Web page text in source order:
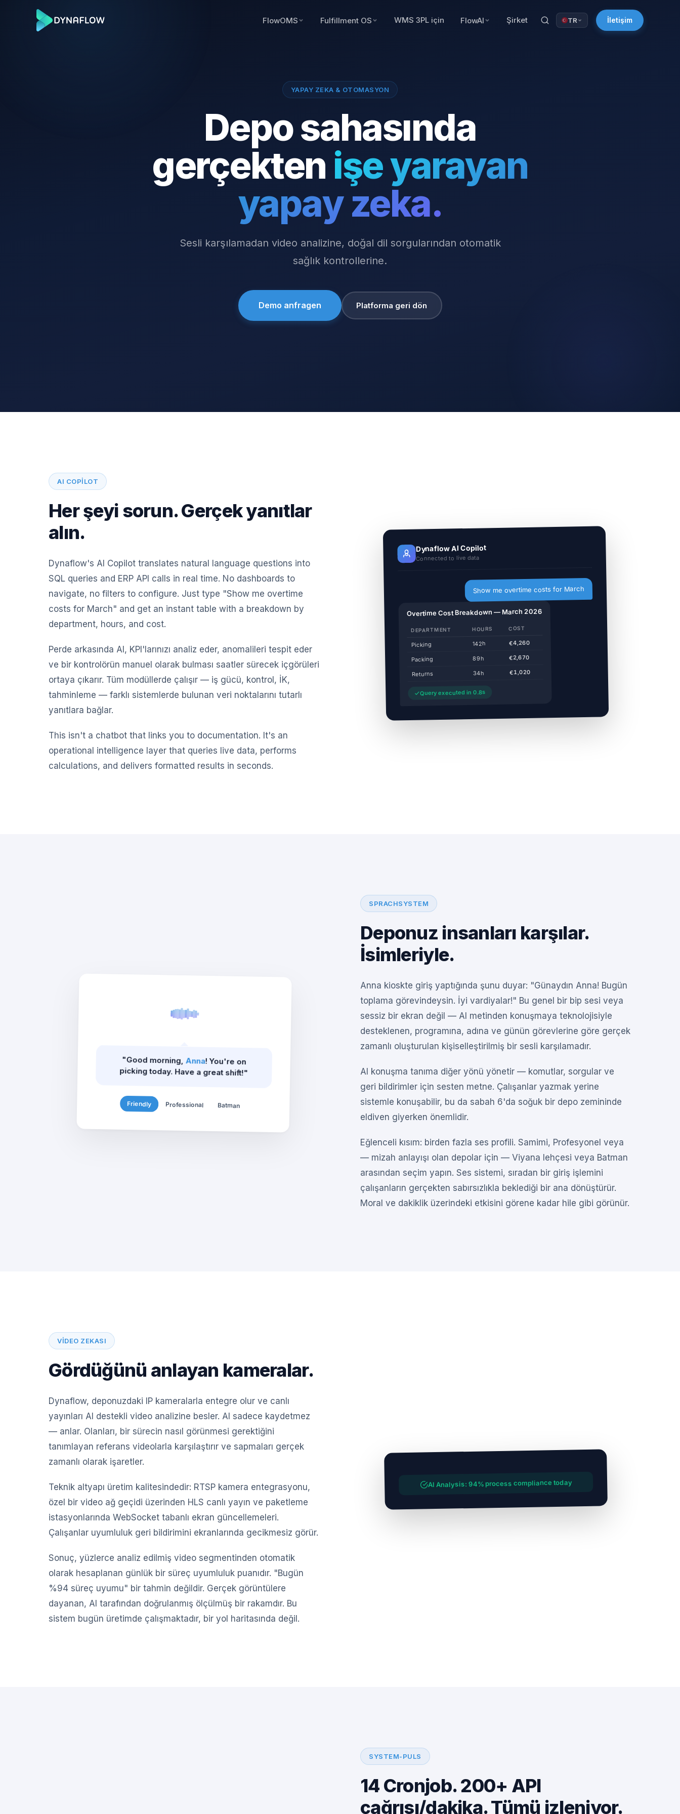
FlowOMS Fulfillment OS WMS 3PL için FlowAI Şirket TR İletişim
YAPAY ZEKA & OTOMASYON
Depo sahasında
gerçekten işe yarayan
yapay zeka.
Sesli karşılamadan video analizine, doğal dil sorgularından otomatik
sağlık kontrollerine.
Demo anfragen Platforma geri dön
AI COPILOT
Her şeyi sorun. Gerçek yanıtlar
alın.
Dynaflow's AI Copilot translates natural language questions into
SQL queries and ERP API calls in real time. No dashboards to
navigate, no filters to configure. Just type "Show me overtime
costs for March" and get an instant table with a breakdown by
department, hours, and cost.
Perde arkasında AI, KPI'larınızı analiz eder, anomalileri tespit eder
ve bir kontrolörün manuel olarak bulması saatler sürecek içgörüleri
ortaya çıkarır. Tüm modüllerde çalışır — iş gücü, kontrol, İK,
tahminleme — farklı sistemlerde bulunan veri noktalarını tutarlı
yanıtlara bağlar.
This isn't a chatbot that links you to documentation. It's an
operational intelligence layer that queries live data, performs
calculations, and delivers formatted results in seconds.
Dynaflow AI Copilot
Connected to live data
Show me overtime costs for March
Overtime Cost Breakdown — March 2026
DEPARTMENT HOURS COST
Picking 142h €4,260
Packing 89h €2,670
Returns 34h €1,020
Query executed in 0.8s
SPRACHSYSTEM
Deponuz insanları karşılar.
İsimleriyle.
Anna kioskte giriş yaptığında şunu duyar: "Günaydın Anna! Bugün
toplama görevindeysin. İyi vardiyalar!" Bu genel bir bip sesi veya
sessiz bir ekran değil — AI metinden konuşmaya teknolojisiyle
desteklenen, programına, adına ve günün görevlerine göre gerçek
zamanlı oluşturulan kişiselleştirilmiş bir sesli karşılamadır.
AI konuşma tanıma diğer yönü yönetir — komutlar, sorgular ve
geri bildirimler için sesten metne. Çalışanlar yazmak yerine
sistemle konuşabilir, bu da sabah 6'da soğuk bir depo zemininde
eldiven giyerken önemlidir.
Eğlenceli kısım: birden fazla ses profili. Samimi, Profesyonel veya
— mizah anlayışı olan depolar için — Viyana lehçesi veya Batman
arasından seçim yapın. Ses sistemi, sıradan bir giriş işlemini
çalışanların gerçekten sabırsızlıkla beklediği bir ana dönüştürür.
Moral ve dakiklik üzerindeki etkisini görene kadar hile gibi görünür.
"Good morning, Anna! You're on
picking today. Have a great shift!"
Friendly Professional Batman
VIDEO ZEKASI
Gördüğünü anlayan kameralar.
Dynaflow, deponuzdaki IP kameralarla entegre olur ve canlı
yayınları AI destekli video analizine besler. AI sadece kaydetmez
— anlar. Olanları, bir sürecin nasıl görünmesi gerektiğini
tanımlayan referans videolarla karşılaştırır ve sapmaları gerçek
zamanlı olarak işaretler.
Teknik altyapı üretim kalitesindedir: RTSP kamera entegrasyonu,
özel bir video ağ geçidi üzerinden HLS canlı yayın ve paketleme
istasyonlarında WebSocket tabanlı ekran güncellemeleri.
Çalışanlar uyumluluk geri bildirimini ekranlarında gecikmesiz görür.
Sonuç, yüzlerce analiz edilmiş video segmentinden otomatik
olarak hesaplanan günlük bir süreç uyumluluk puanıdır. "Bugün
%94 süreç uyumu" bir tahmin değildir. Gerçek görüntülere
dayanan, AI tarafından doğrulanmış ölçülmüş bir rakamdır. Bu
sistem bugün üretimde çalışmaktadır, bir yol haritasında değil.
AI Analysis: 94% process compliance today
SYSTEM-PULS
14 Cronjob. 200+ API
çağrısı/dakika. Tümü izleniyor.